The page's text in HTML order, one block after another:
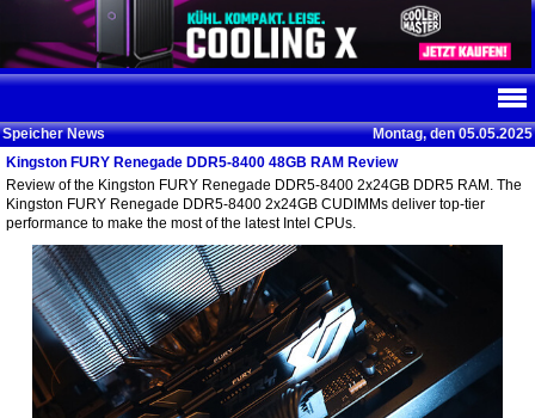
Speicher News
Montag, den 05.05.2025
Kingston FURY Renegade DDR5-8400 48GB RAM Review
Review of the Kingston FURY Renegade DDR5-8400 2x24GB DDR5 RAM. The
Kingston FURY Renegade DDR5-8400 2x24GB CUDIMMs deliver top-tier
performance to make the most of the latest Intel CPUs.